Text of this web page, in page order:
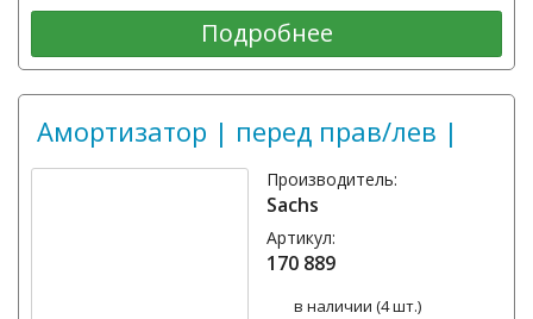
Подробнее
Амортизатор | перед прав/лев |
Производитель:
Sachs
Артикул:
170 889
в наличии (4 шт.)